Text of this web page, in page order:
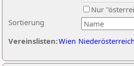
Sortierung
Nur
Vereinslisten:Wien Niederösterreich